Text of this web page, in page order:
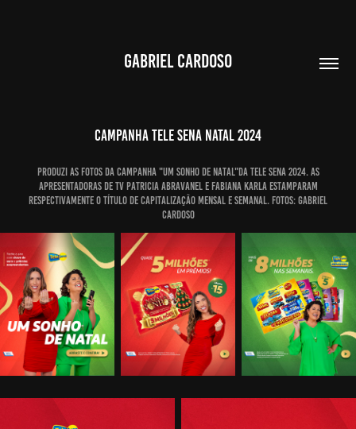
GABRIEL CARDOSO
CAMPANHA TELE SENA NATAL 2024
Produzi as fotos da campanha "um sonho de natal"da tele sena 2024. as
apresentadoras de tv patricia abravanel e fabiana karla estamparam
respectivamente o título de capitalização mensal e semanal. Fotos: Gabriel
Cardoso